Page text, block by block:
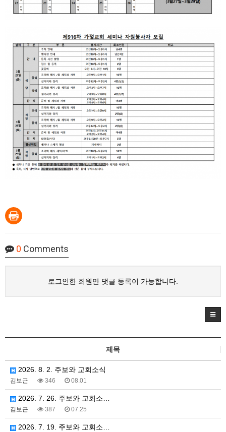
0 Comments
로그인한 회원만 댓글 등록이 가능합니다.
제목
2026. 8. 2. 주보와 교회소식
김보근 346 08.01
2026. 7. 26. 주보와 교회소…
김보근 387 07.25
2026. 7. 19. 주보와 교회소…